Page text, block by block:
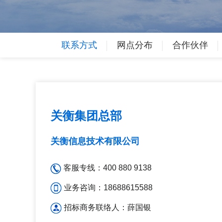
联系方式 网点分布 合作伙伴
关衡集团总部
关衡信息技术有限公司
客服专线：400 880 9138
业务咨询：18688615588
招标商务联络人：薛国银